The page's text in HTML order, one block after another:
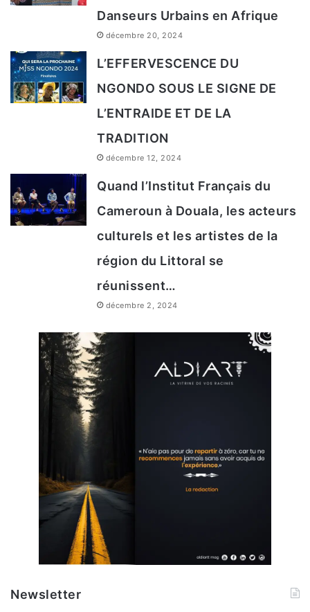
Danseurs Urbains en Afrique
décembre 20, 2024
L’EFFERVESCENCE DU
NGONDO SOUS LE SIGNE DE
L’ENTRAIDE ET DE LA
TRADITION
décembre 12, 2024
Quand l’Institut Français du
Cameroun à Douala, les acteurs
culturels et les artistes de la
région du Littoral se
réunissent…
décembre 2, 2024
Newsletter